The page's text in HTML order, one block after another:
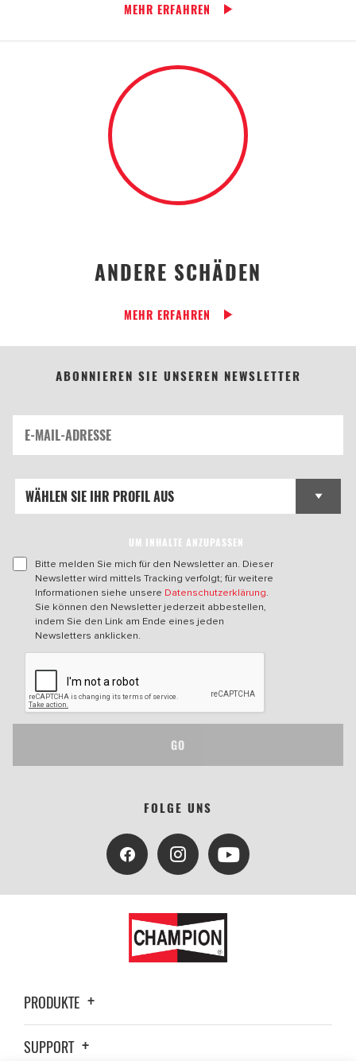
MEHR ERFAHREN
ANDERE SCHÄDEN
MEHR ERFAHREN
ABONNIEREN SIE UNSEREN NEWSLETTER
UM INHALTE ANZUPASSEN
Bitte melden Sie mich für den Newsletter an. Dieser
Newsletter wird mittels Tracking verfolgt; für weitere
Informationen siehe unsere Datenschutzerklärung.
Sie können den Newsletter jederzeit abbestellen,
indem Sie den Link am Ende eines jeden
Newsletters anklicken.
GO
FOLGE UNS
PRODUKTE
SUPPORT